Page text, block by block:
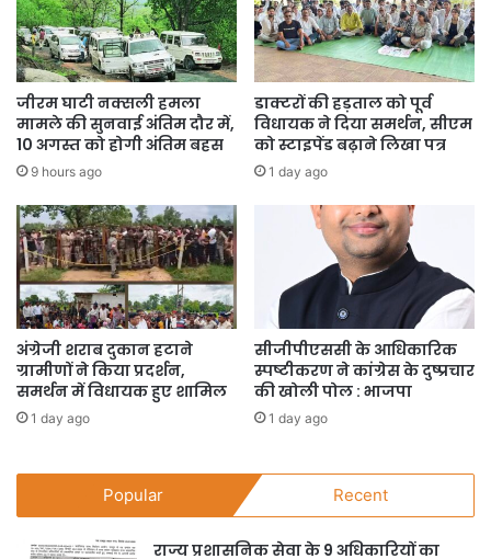
जीरम घाटी नक्सली हमला
मामले की सुनवाई अंतिम दौर में,
10 अगस्त को होगी अंतिम बहस
9 hours ago
डाक्टरों की हड़ताल को पूर्व
विधायक ने दिया समर्थन, सीएम
को स्टाइपेंड बढ़ाने लिखा पत्र
1 day ago
अंग्रेजी शराब दुकान हटाने
ग्रामीणों ने किया प्रदर्शन,
समर्थन में विधायक हुए शामिल
1 day ago
सीजीपीएससी के आधिकारिक
स्पष्टीकरण ने कांग्रेस के दुष्प्रचार
की खोली पोल : भाजपा
1 day ago
Popular Recent
राज्य प्रशासनिक सेवा के 9 अधिकारियों का